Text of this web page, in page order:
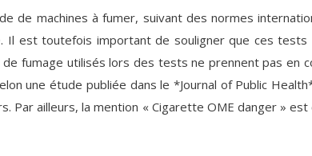
machines à fumer, suivant des normes
est toutefois important de souligner que ces
fumage utilisés lors des tests ne prennent pas en
une étude publiée dans le *Journal of Public
ailleurs, la mention « Cigarette OME danger »